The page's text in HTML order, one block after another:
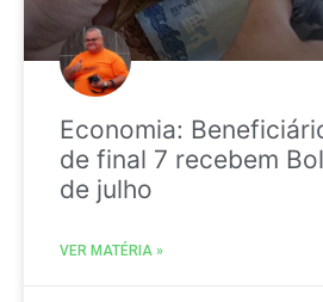
Economia:
de final 7 recebem
de julho
VER MATÉRIA »